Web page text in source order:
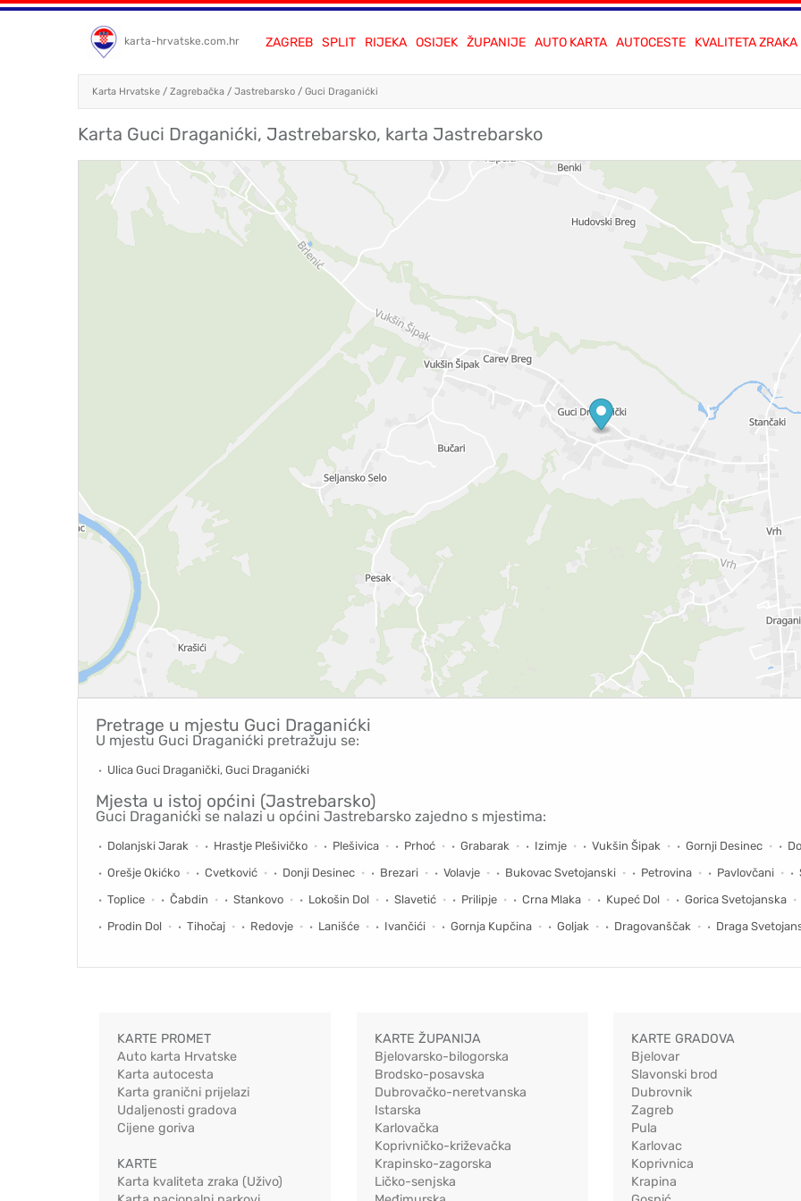
karta-hrvatske.com.hr ZAGREB SPLIT RIJEKA OSIJEK ŽUPANIJE AUTO KARTA AUTOCESTE KVALITETA ZRAKA
Karta Hrvatske / Zagrebačka / Jastrebarsko / Guci Draganićki
Karta Guci Draganićki, Jastrebarsko, karta Jastrebarsko
Pretrage u mjestu Guci Draganićki
U mjestu Guci Draganićki pretražuju se:
Ulica Guci Draganički, Guci Draganićki
Mjesta u istoj općini (Jastrebarsko)
Guci Draganićki se nalazi u općini Jastrebarsko zajedno s mjestima:
Dolanjski Jarak Hrastje Plešivičko Plešivica Prhoć Grabarak Izimje Vukšin Šipak Gornji Desinec
Orešje Okićko
Cvetković Donji Desinec Brezari Volavje Bukovac Svetojanski Petrovina Pavlovčani
Toplice
Čabdin Stankovo Lokošin Dol Slavetić Prilipje Crna Mlaka Kupeć Dol
Gorica Svetojanska
Prodin Dol
Tihočaj Redovje Lanišće Ivančići Gornja Kupčina Goljak Dragovanščak Draga
KARTE PROMET
Auto karta Hrvatske
Karta autocesta
Karta granični prijelazi
Udaljenosti gradova
Cijene goriva
KARTE
Karta kvaliteta zraka (Uživo)
KARTE ŽUPANIJA
Bjelovarsko-bilogorska
Brodsko-posavska
Dubrovačko-neretvanska
Istarska
Karlovačka
Koprivničko-križevačka
Krapinsko-zagorska
Ličko-senjska
KARTE GRADOVA
Bjelovar
Slavonski brod
Dubrovnik
Zagreb
Pula
Karlovac
Koprivnica
Krapina